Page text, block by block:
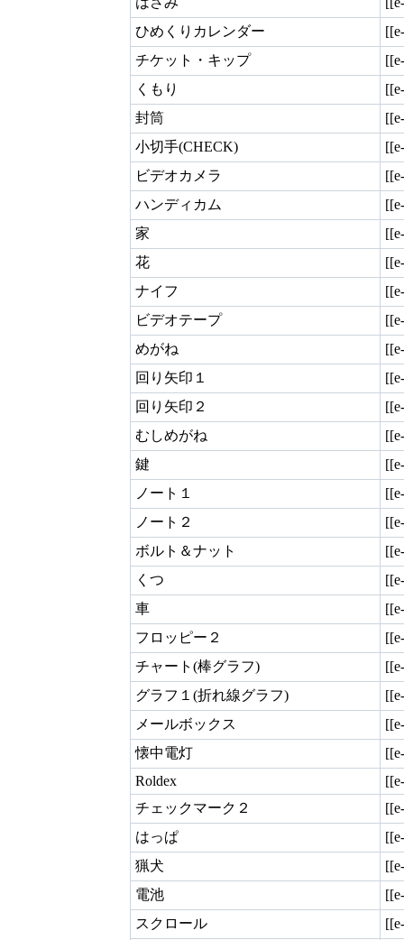
ひめくりカレンダー
チケット・キップ
くもり
封筒
小切手(CHECK)
ビデオカメラ
ハンディカム
家
花
ナイフ
ビデオテープ
めがね
回り矢印１
回り矢印２
むしめがね
鍵
ノート１
ノート２
ボルト＆ナット
くつ
車
フロッピー２
チャート(棒グラフ)
グラフ１(折れ線グラフ)
メールボックス
懐中電灯
Roldex
チェックマーク２
はっぱ
猟犬
電池
スクロール